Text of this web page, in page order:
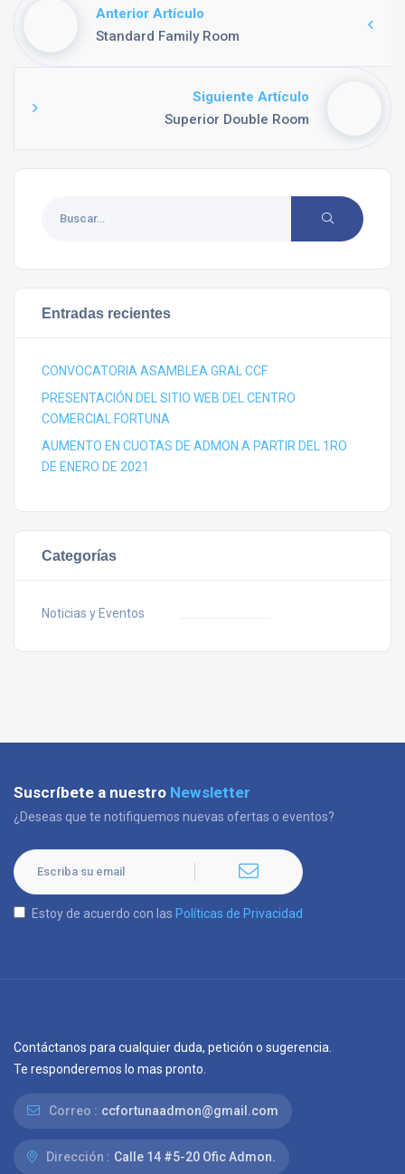
Anterior Artículo
Standard Family Room
Siguiente Artículo
Superior Double Room
Entradas recientes
CONVOCATORIA ASAMBLEA GRAL CCF
PRESENTACIÓN DEL SITIO WEB DEL CENTRO
COMERCIAL FORTUNA
AUMENTO EN CUOTAS DE ADMON A PARTIR DEL 1RO
DE ENERO DE 2021
Categorías
Noticias y Eventos
Suscríbete a nuestro Newsletter
¿Deseas que te notifiquemos nuevas ofertas o eventos?
Estoy de acuerdo con las Políticas de Privacidad
Contáctanos para cualquier duda, petición o sugerencia.
Te responderemos lo mas pronto.
Correo : ccfortunaadmon@gmail.com
Dirección : Calle 14 #5-20 Ofic Admon.